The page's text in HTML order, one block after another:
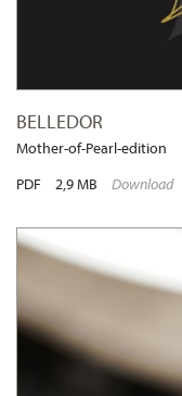
BELLEDOR
Mother-of-Pearl-edition
PDF
2,9 MB Download